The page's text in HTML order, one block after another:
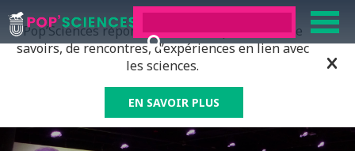
Pop’Sciences répond à tous ceux qui ont soif de
savoirs, de rencontres, d’expériences en lien avec
les sciences.
EN SAVOIR PLUS